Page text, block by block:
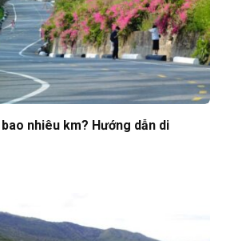
nhiêu km? Hướng dẫn di